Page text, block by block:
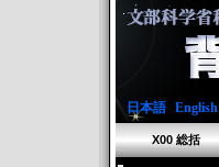
日本語| English
X00 総括